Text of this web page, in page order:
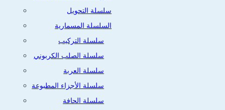
سلسلة التحويل
السلسلة المسمارية
سلسلة التركيب
سلسلة الصلب الكربوني
سلسلة العربة
سلسلة الأجزاء المطبوعة
سلسلة الحافة